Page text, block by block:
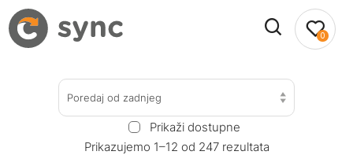
0
Poredaj od zadnjeg
Prikaži dostupne
Prikazujemo 1–12 od 247 rezultata